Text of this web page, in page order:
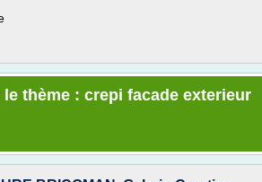
thème : crepi facade exterieur